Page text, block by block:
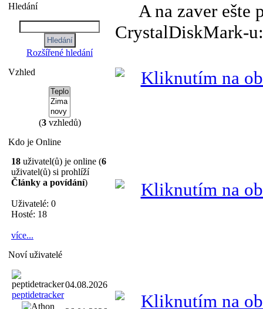
Hledání
Rozšířené hledání
Vzhled
(3vzhledů)
Kdo je Online
18 uživatel(ů) je online (6
uživatel(ů) si prohlíží
Články a povídání)
Uživatelé: 0
Hosté: 18
více...
Noví uživatelé
peptidetracker
04.08.2026
A na zaver ešte
CrystalDiskMark-u: